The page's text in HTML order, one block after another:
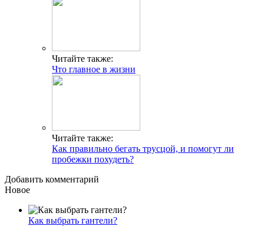
Читайте также:
Что главное в жизни
Читайте также:
Как правильно бегать трусцой, и помогут ли
пробежки похудеть?
Добавить комментарий
Новое
Как выбрать гантели?